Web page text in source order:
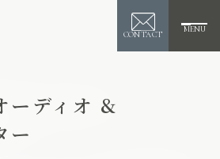
CONTACT
MENU
ーディオ &
ー